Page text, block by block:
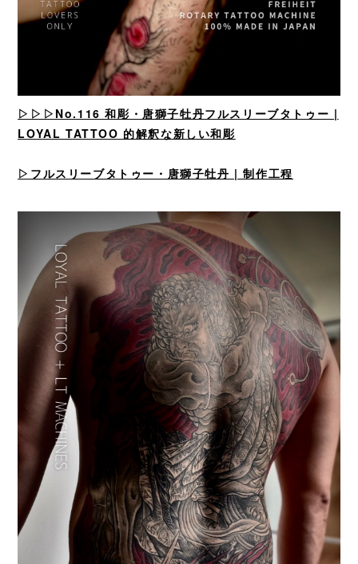
▷▷▷No.116 和彫・唐獅子牡丹フルスリーブタトゥー |
LOYAL TATTOO 的解釈な新しい和彫
▷フルスリーブタトゥー・唐獅子牡丹 | 制作工程